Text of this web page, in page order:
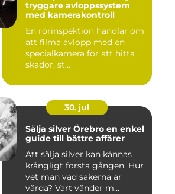
tryggare avloppssystem
med kamerakontroll
En rörinspektion handlar om
att filma avlopp med en
specialkamera för att hitta
skador, st...
30. jul
Sälja silver Örebro en enkel
guide till bättre affärer
Att sälja silver kan kännas
krångligt första gången. Hur
vet man vad sakerna är
värda? Vart vänder m...